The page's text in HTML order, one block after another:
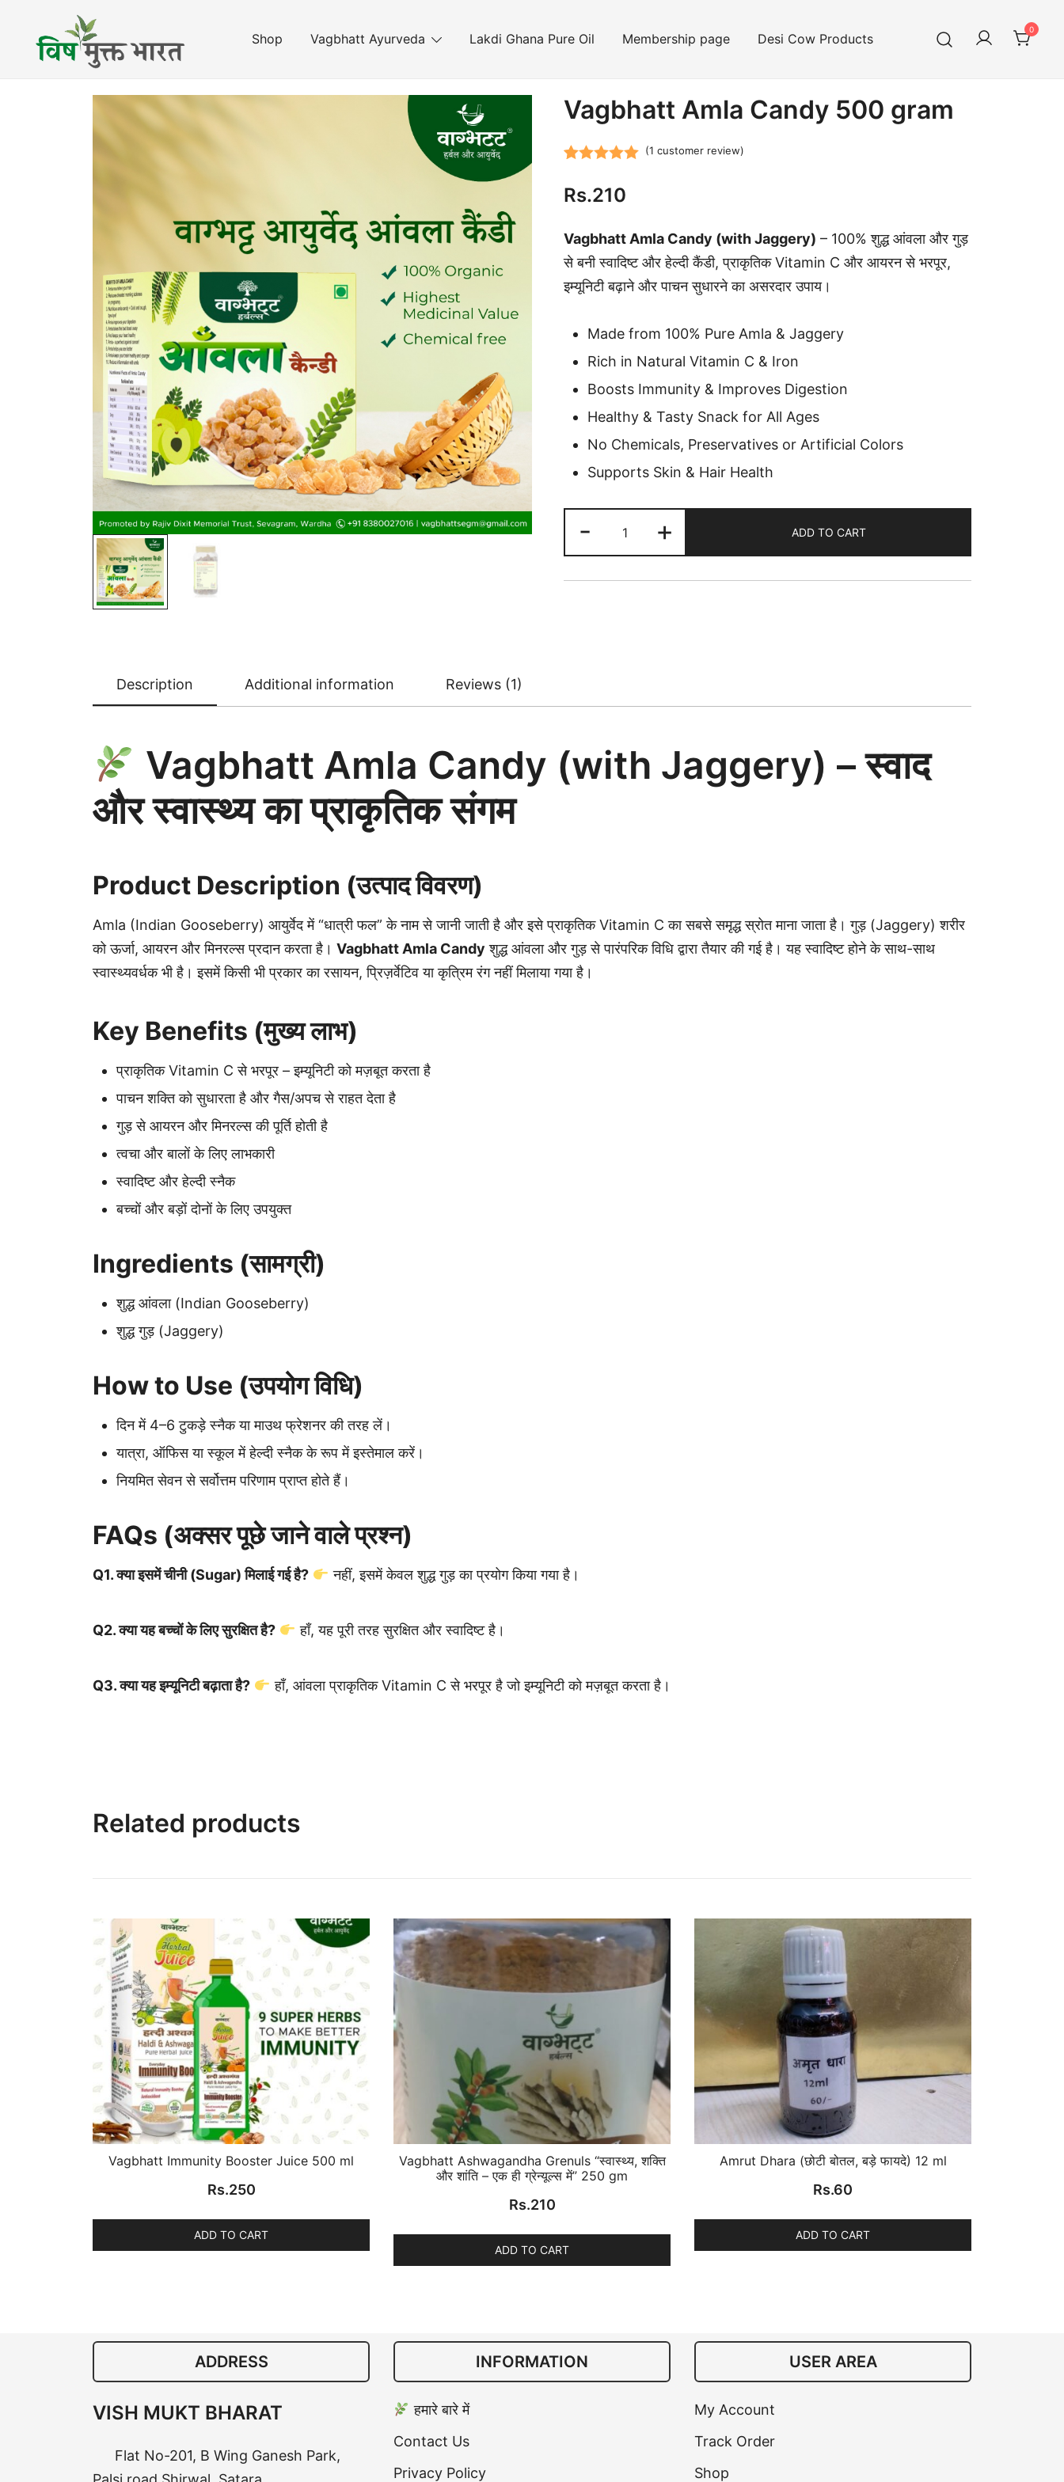
content
Shop Vagbhatt Ayurveda Lakdi Ghana Pure Oil Membership page Desi Cow Products
0
Vagbhatt Amla Candy 500 gram
out of 5
customer
rating
(1 customer review)
Rs.210
Vagbhatt Amla Candy (with Jaggery) – 100% शुद्ध आंवला और गुड़
से बनी स्वादिष्ट और हेल्दी कैंडी, प्राकृतिक Vitamin C और आयरन से भरपूर,
इम्यूनिटी बढ़ाने और पाचन सुधारने का असरदार उपाय।
Made from 100% Pure Amla & Jaggery
Rich in Natural Vitamin C & Iron
Boosts Immunity & Improves Digestion
Healthy & Tasty Snack for All Ages
No Chemicals, Preservatives or Artificial Colors
Supports Skin & Hair Health
- + ADD TO CART
Description Additional information Reviews (1)
Vagbhatt Amla Candy (with Jaggery) – स्वाद
और स्वास्थ्य का प्राकृतिक संगम
Product Description (उत्पाद विवरण)
Amla (Indian Gooseberry) आयुर्वेद में “धात्री फल” के नाम से जानी जाती है और इसे प्राकृतिक Vitamin C का सबसे समृद्ध स्रोत माना जाता है। गुड़ (Jaggery) शरीर
को ऊर्जा, आयरन और मिनरल्स प्रदान करता है। Vagbhatt Amla Candy शुद्ध आंवला और गुड़ से पारंपरिक विधि द्वारा तैयार की गई है। यह स्वादिष्ट होने के साथ-साथ
स्वास्थ्यवर्धक भी है। इसमें किसी भी प्रकार का रसायन, प्रिज़र्वेटिव या कृत्रिम रंग नहीं मिलाया गया है।
Key Benefits (मुख्य लाभ)
प्राकृतिक Vitamin C से भरपूर – इम्यूनिटी को मज़बूत करता है
पाचन शक्ति को सुधारता है और गैस/अपच से राहत देता है
गुड़ से आयरन और मिनरल्स की पूर्ति होती है
त्वचा और बालों के लिए लाभकारी
स्वादिष्ट और हेल्दी स्नैक
बच्चों और बड़ों दोनों के लिए उपयुक्त
Ingredients (सामग्री)
शुद्ध आंवला (Indian Gooseberry)
शुद्ध गुड़ (Jaggery)
How to Use (उपयोग विधि)
दिन में 4–6 टुकड़े स्नैक या माउथ फ्रेशनर की तरह लें।
यात्रा, ऑफिस या स्कूल में हेल्दी स्नैक के रूप में इस्तेमाल करें।
नियमित सेवन से सर्वोत्तम परिणाम प्राप्त होते हैं।
FAQs (अक्सर पूछे जाने वाले प्रश्न)
Q1. क्या इसमें चीनी (Sugar) मिलाई गई है? नहीं, इसमें केवल शुद्ध गुड़ का प्रयोग किया गया है।
Q2. क्या यह बच्चों के लिए सुरक्षित है? हाँ, यह पूरी तरह सुरक्षित और स्वादिष्ट है।
Q3. क्या यह इम्यूनिटी बढ़ाता है? हाँ, आंवला प्राकृतिक Vitamin C से भरपूर है जो इम्यूनिटी को मज़बूत करता है।
Related products
Vagbhatt Immunity Booster Juice 500 ml
Rs.250
ADD TO CART
Vagbhatt Ashwagandha Grenuls “स्वास्थ्य, शक्ति
और शांति – एक ही ग्रेन्यूल्स में” 250 gm
Rs.210
ADD TO CART
Amrut Dhara (छोटी बोतल, बड़े फायदे) 12 ml
Rs.60
ADD TO CART
ADDRESS
VISH MUKT BHARAT
Flat No-201, B Wing Ganesh Park,
INFORMATION
हमारे बारे में
Contact Us
Privacy Policy
USER AREA
My Account
Track Order
Shop